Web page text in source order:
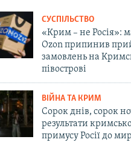
СУСПІЛЬСТВО
«Крим – не Росія»:
Ozon припинив
замовлень на
півострові
ВІЙНА ТА КРИМ
Сорок днів, сорок
результати
примусу Росії до